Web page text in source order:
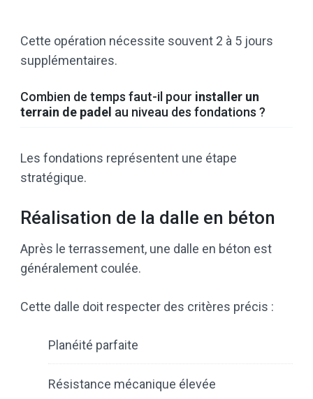
Cette opération nécessite souvent 2 à 5 jours
supplémentaires.
Combien de temps faut-il pour installer un
terrain de padel au niveau des fondations ?
Les fondations représentent une étape
stratégique.
Réalisation de la dalle en béton
Après le terrassement, une dalle en béton est
généralement coulée.
Cette dalle doit respecter des critères précis :
Planéité parfaite
Résistance mécanique élevée